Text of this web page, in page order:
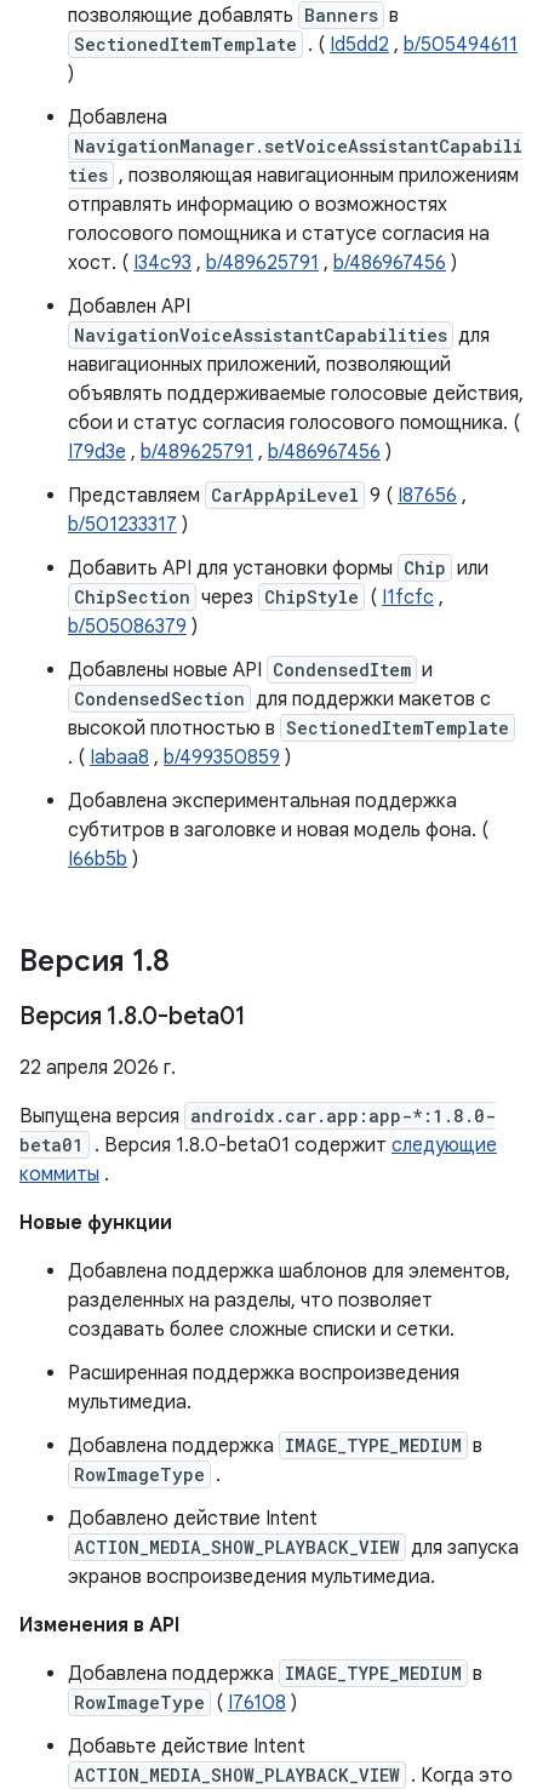
позволяющие добавлять Banners в
SectionedItemTemplate . ( Id5dd2 , b/505494611
)
Добавлена
NavigationManager.setVoiceAssistantCapabili
ties , позволяющая навигационным приложениям
отправлять информацию о возможностях
голосового помощника и статусе согласия на
хост. ( I34c93 , b/489625791 , b/486967456 )
Добавлен API
NavigationVoiceAssistantCapabilities для
навигационных приложений, позволяющий
объявлять поддерживаемые голосовые действия,
сбои и статус согласия голосового помощника. (
I79d3e , b/489625791 , b/486967456 )
Представляем CarAppApiLevel 9 ( I87656 ,
b/501233317 )
Добавить API для установки формы Chip или
ChipSection через ChipStyle ( I1fcfc ,
b/505086379 )
Добавлены новые API CondensedItem и
CondensedSection для поддержки макетов с
высокой плотностью в SectionedItemTemplate
. ( Iabaa8 , b/499350859 )
Добавлена ​​экспериментальная поддержка
субтитров в заголовке и новая модель фона. (
I66b5b )
Версия 1.8
Версия 1.8.0-beta01
22 апреля 2026 г.
Выпущена версия androidx.car.app:app-*:1.8.0-
beta01
. Версия 1.8.0-beta01 содержит следующие
коммиты .
Новые функции
Добавлена ​​поддержка шаблонов для элементов,
разделенных на разделы, что позволяет
создавать более сложные списки и сетки.
Расширенная поддержка воспроизведения
мультимедиа.
Добавлена ​​поддержка IMAGE_TYPE_MEDIUM в
RowImageType .
Добавлено действие Intent
ACTION_MEDIA_SHOW_PLAYBACK_VIEW для запуска
экранов воспроизведения мультимедиа.
Изменения в API
Добавлена ​​поддержка IMAGE_TYPE_MEDIUM в
RowImageType ( I76108 )
Добавьте действие Intent
ACTION_MEDIA_SHOW_PLAYBACK_VIEW . Когда это